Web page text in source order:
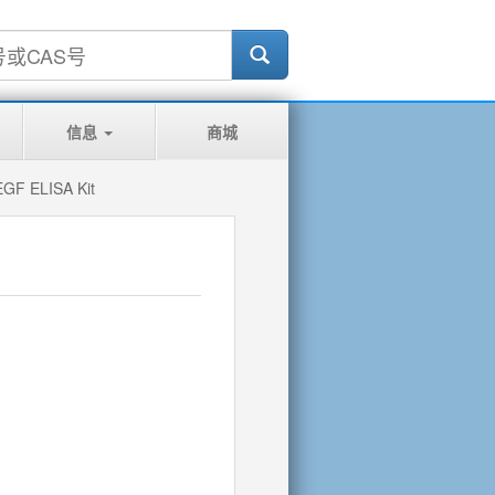
信息 商城
ELISA Kit